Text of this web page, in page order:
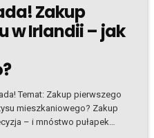
Zakup
w Irlandii – jak
Temat: Zakup pierwszego
mieszkaniowego? Zakup
– i mnóstwo pułapek
w naszym nowym